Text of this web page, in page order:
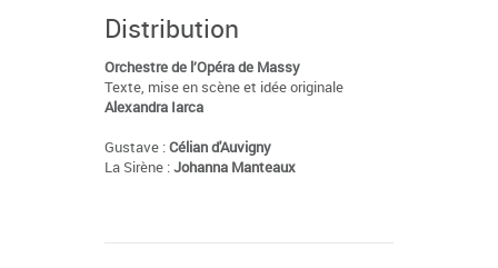
Distribution
Orchestre de l’Opéra de Massy
Texte, mise en scène et idée originale
Alexandra Iarca
Gustave :Célian d'Auvigny
La Sirène :Johanna Manteaux